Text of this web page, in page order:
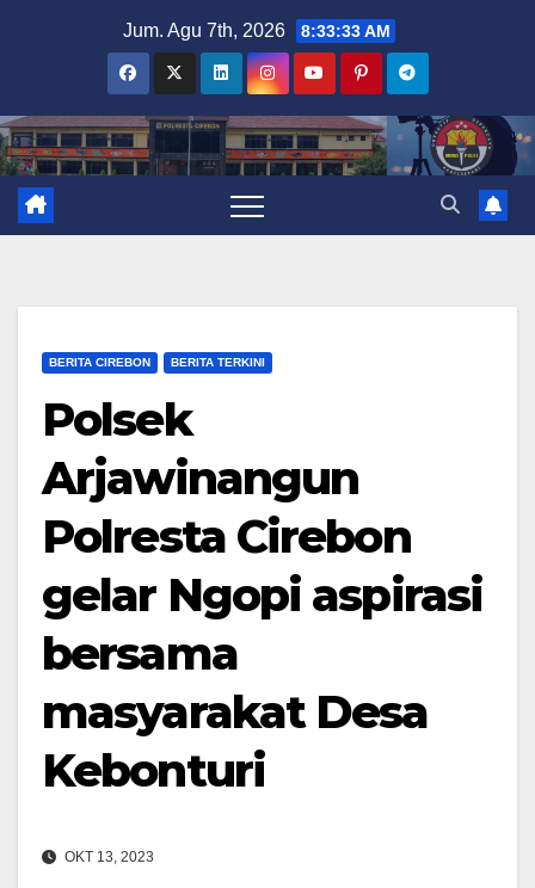
Jum. Agu 7th, 2026 8:33:33 AM
BERITA CIREBON BERITA TERKINI
Polsek
Arjawinangun
Polresta Cirebon
gelar Ngopi aspirasi
bersama
masyarakat Desa
Kebonturi
OKT 13, 2023